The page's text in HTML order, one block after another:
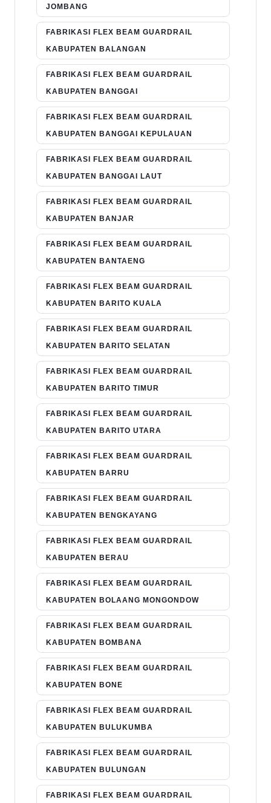
JOMBANG
FABRIKASI FLEX BEAM GUARDRAIL
KABUPATEN BALANGAN
FABRIKASI FLEX BEAM GUARDRAIL
KABUPATEN BANGGAI
FABRIKASI FLEX BEAM GUARDRAIL
KABUPATEN BANGGAI KEPULAUAN
FABRIKASI FLEX BEAM GUARDRAIL
KABUPATEN BANGGAI LAUT
FABRIKASI FLEX BEAM GUARDRAIL
KABUPATEN BANJAR
FABRIKASI FLEX BEAM GUARDRAIL
KABUPATEN BANTAENG
FABRIKASI FLEX BEAM GUARDRAIL
KABUPATEN BARITO KUALA
FABRIKASI FLEX BEAM GUARDRAIL
KABUPATEN BARITO SELATAN
FABRIKASI FLEX BEAM GUARDRAIL
KABUPATEN BARITO TIMUR
FABRIKASI FLEX BEAM GUARDRAIL
KABUPATEN BARITO UTARA
FABRIKASI FLEX BEAM GUARDRAIL
KABUPATEN BARRU
FABRIKASI FLEX BEAM GUARDRAIL
KABUPATEN BENGKAYANG
FABRIKASI FLEX BEAM GUARDRAIL
KABUPATEN BERAU
FABRIKASI FLEX BEAM GUARDRAIL
KABUPATEN BOLAANG MONGONDOW
FABRIKASI FLEX BEAM GUARDRAIL
KABUPATEN BOMBANA
FABRIKASI FLEX BEAM GUARDRAIL
KABUPATEN BONE
FABRIKASI FLEX BEAM GUARDRAIL
KABUPATEN BULUKUMBA
FABRIKASI FLEX BEAM GUARDRAIL
KABUPATEN BULUNGAN
FABRIKASI FLEX BEAM GUARDRAIL